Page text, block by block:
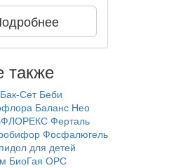
также
Бак-Сет Беби
Баланс Нео
Ферталь
Фосфалюгель
для детей
БиоГая ОРС